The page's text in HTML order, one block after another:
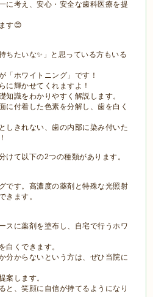
に考え、安心・安全な歯科医療を提
す😊
ちたいな✨」と思っている方もいる
「ホワイトニング」です！
に輝かせてくれますよ！
知識をわかりやすく解説します。
に付着した色素を分解し、歯を白く
しきれない、歯の内部に染み付いた
けて以下の2つの種類があります。
です。高濃度の薬剤と特殊な光照射
きます。
スに薬剤を塗布し、自宅で行うホワ
白くできます。
分からないという方は、ぜひ当院に
案します。
と、笑顔に自信が持てるようになり